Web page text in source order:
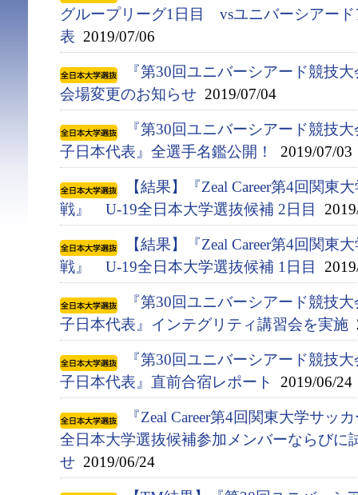
グループリーグ1日目 vsユニバーシアー
表 2019/07/06
『第30回ユニバーシアード競技
会場変更のお知らせ 2019/07/04
『第30回ユニバーシアード競技
子日本代表』全選手名鑑公開！
2019/07/03
【結果】『Zeal Career第4回関東
戦』 U-19全日本大学選抜候補 2日目
【結果】『Zeal Career第4回関東
戦』 U-19全日本大学選抜候補 1日目
『第30回ユニバーシアード競技
子日本代表』インテグリティ講習会を実施
『第30回ユニバーシアード競技
子日本代表』直前合宿レポート
2019/06/24
『Zeal Career第4回関東大学サ
全日本大学選抜候補参加メンバーならびに
せ 2019/06/24